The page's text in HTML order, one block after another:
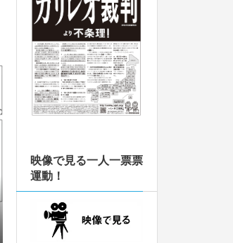
映像で見る一人一票票
運動！